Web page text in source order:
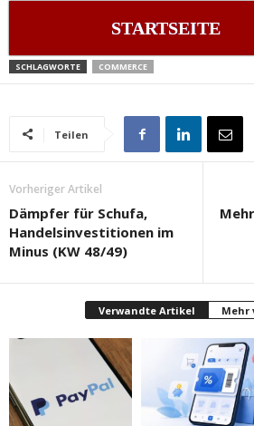
STARTSEITE
SCHLAGWORTE COMMERCE
Teilen
Vorheriger Artikel
Dämpfer für Schufa,
Handelsinvestitionen im
Minus (KW 48/49)
Verwandte Artikel Mehr